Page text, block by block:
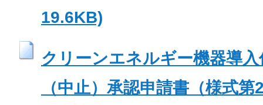
19.6KB)
クリーンエネルギー機器導
（中止）承認申請書（様式